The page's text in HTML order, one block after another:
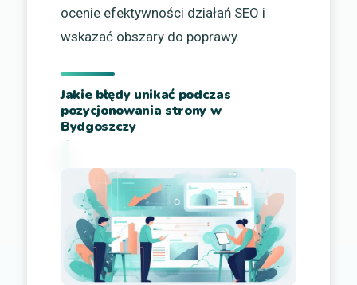
ocenie efektywności działań SEO i
wskazać obszary do poprawy.
Jakie błędy unikać podczas
pozycjonowania strony w
Bydgoszczy